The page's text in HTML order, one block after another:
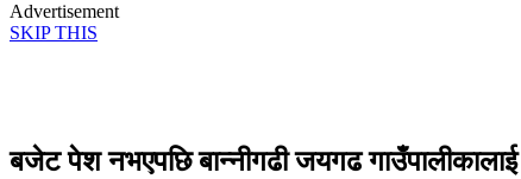
Advertisement
SKIP THIS
बजेट पेश नभएपछि बान्नीगढी जयगढ